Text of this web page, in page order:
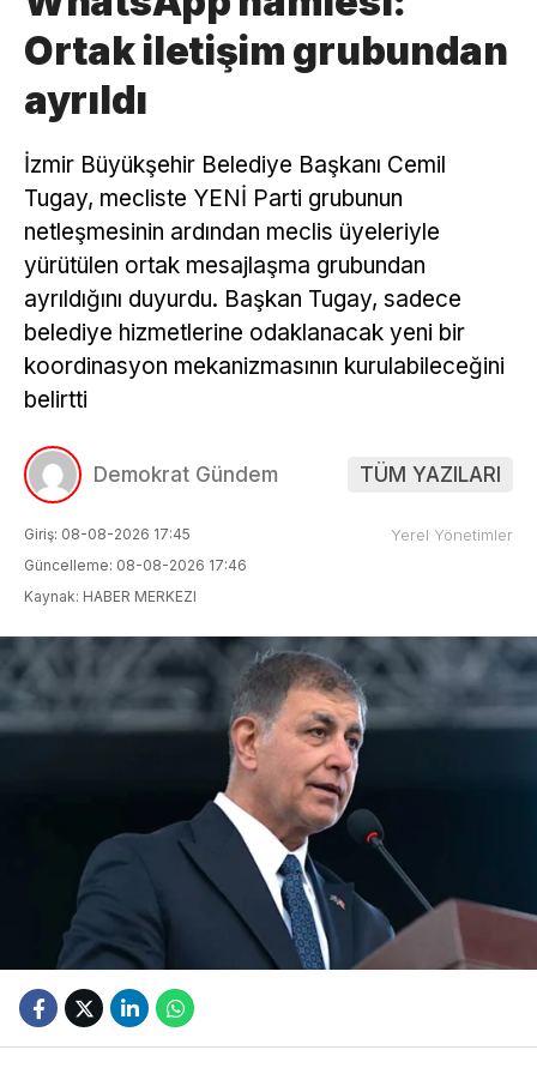
Ortak iletişim grubundan
ayrıldı
İzmir Büyükşehir Belediye Başkanı Cemil
Tugay, mecliste YENİ Parti grubunun
netleşmesinin ardından meclis üyeleriyle
yürütülen ortak mesajlaşma grubundan
ayrıldığını duyurdu. Başkan Tugay, sadece
belediye hizmetlerine odaklanacak yeni bir
koordinasyon mekanizmasının kurulabileceğini
belirtti
Demokrat Gündem TÜM YAZILARI
Giriş: 08-08-2026 17:45
Güncelleme: 08-08-2026 17:46
Kaynak: HABER MERKEZI
Yerel Yönetimler